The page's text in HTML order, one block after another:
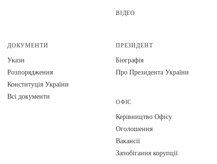
ВІДЕО
ДОКУМЕНТИ
Укази
Розпорядження
Конституція України
Всі документи
ПРЕЗИДЕНТ
Біографія
Про Президента України
ОФІС
Керівництво Офісу
Оголошення
Вакансії
Запобігання корупції